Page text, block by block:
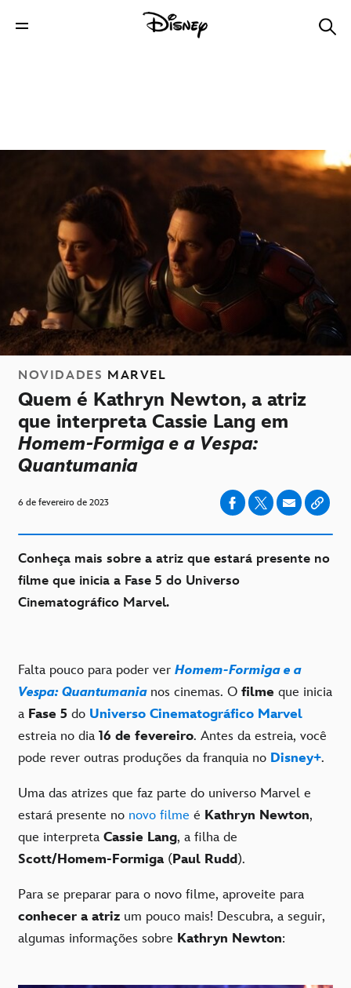
NOVIDADES MARVEL
Quem é Kathryn Newton, a atriz
que interpreta Cassie Lang em
Homem-Formiga e a Vespa:
Quantumania
6 de fevereiro de 2023
Conheça mais sobre a atriz que estará presente no
filme que inicia a Fase 5 do Universo
Cinematográfico Marvel.
Falta pouco para poder ver Homem-Formiga e a
Vespa: Quantumania nos cinemas. O filme que inicia
a Fase 5 do Universo Cinematográfico Marvel
estreia no dia 16 de fevereiro. Antes da estreia, você
pode rever outras produções da franquia no Disney+.
Uma das atrizes que faz parte do universo Marvel e
estará presente no novo filme é Kathryn Newton,
que interpreta Cassie Lang, a filha de
Scott/Homem-Formiga(Paul Rudd).
Para se preparar para o novo filme, aproveite para
conhecer a atriz um pouco mais! Descubra, a seguir,
algumas informações sobre Kathryn Newton: